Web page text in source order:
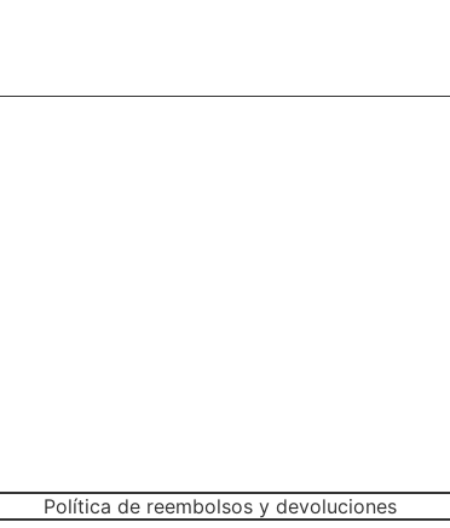
Política de reembolsos y devoluciones